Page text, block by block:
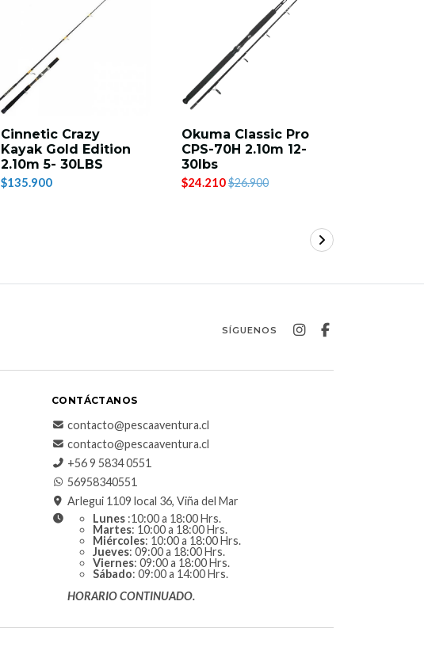
Cinnetic Crazy
Kayak Gold Edition
2.10m 5- 30LBS
$135.900
Okuma Classic Pro
CPS-70H 2.10m 12-
30lbs
$24.210$26.900
SÍGUENOS
CONTÁCTANOS
contacto@pescaaventura.cl
contacto@pescaaventura.cl
+56 9 5834 0551
56958340551
Arlegui 1109 local 36, Viña del Mar
Lunes :10:00 a 18:00 Hrs.
Martes: 10:00 a 18:00 Hrs.
Miércoles: 10:00 a 18:00 Hrs.
Jueves: 09:00 a 18:00 Hrs.
Viernes: 09:00 a 18:00 Hrs.
Sábado: 09:00 a 14:00 Hrs.
HORARIO CONTINUADO.